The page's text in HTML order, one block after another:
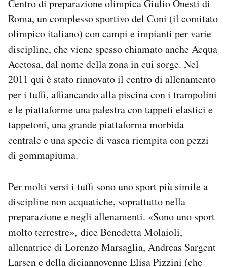
Centro di preparazione olimpica Giulio Onesti di
Roma, un complesso sportivo del Coni (il comitato
olimpico italiano) con campi e impianti per varie
discipline, che viene spesso chiamato anche Acqua
Acetosa, dal nome della zona in cui sorge. Nel
2011 qui è stato rinnovato il centro di allenamento
per i tuffi, affiancando alla piscina con i trampolini
e le piattaforme una palestra con tappeti elastici e
tappetoni, una grande piattaforma morbida
centrale e una specie di vasca riempita con pezzi
di gommapiuma.
Per molti versi i tuffi sono uno sport più simile a
discipline non acquatiche, soprattutto nella
preparazione e negli allenamenti. «Sono uno sport
molto terrestre», dice Benedetta Molaioli,
allenatrice di Lorenzo Marsaglia, Andreas Sargent
Larsen e della diciannovenne Elisa Pizzini (che